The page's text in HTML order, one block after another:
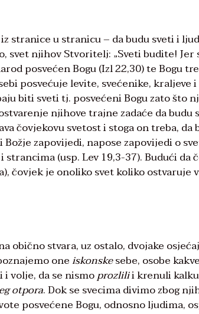
stranice u stranicu – da budu sveti i
njihov Stvoritelj: „Sveti budite! Jer
posvećen Bogu (Izl 22,30) te Bogu
posvećuje levite, svećenike, kraljeve
biti sveti tj. posvećeni Bogu zato što
njihove trajne zadaće da budu
čovjekovu svetost i stoga on treba, da
Božje zapovijedi, napose zapovijedi o
(usp. Lev 19,3-37). Budući da
čovjek je onoliko svet koliko ostvaruje
obično stvara, uz ostalo, dvojake
oneiskonskesebe, osobe
volje, da se nismoprozlilii krenuli
otpora. Dok se svecima divimo zbog
posvećene Bogu, odnosno ljudima,